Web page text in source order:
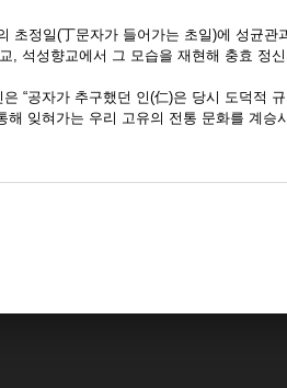
초정일(丁문자가 들어가는 초일)에 성균
, 석성향교에서 그 모습을 재현해 충효 정
“공자가 추구했던 인(仁)은 당시 도덕적
해 잊혀가는 우리 고유의 전통 문화를 계승